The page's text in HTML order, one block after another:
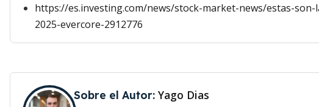
https://es.investing.com/news/stock-market-news/estas-
2025-evercore-2912776
Sobre el Autor: Yago Dias